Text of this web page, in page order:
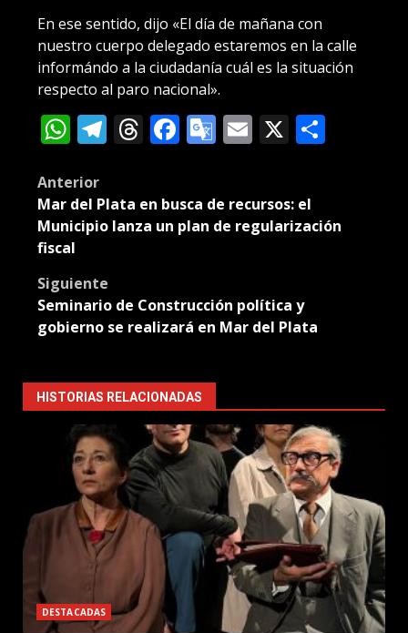
En ese sentido, dijo «El día de mañana con
nuestro cuerpo delegado estaremos en la calle
informándo a la ciudadanía cuál es la situación
respecto al paro nacional».
WhatsApp
Telegram
Threads
Facebook
Google
Email
X
Post
navigation
Anterior
Mar del Plata en busca de recursos: el
Municipio lanza un plan de regularización
fiscal
Siguiente
Seminario de Construcción política y
gobierno se realizará en Mar del Plata
HISTORIAS RELACIONADAS
DESTACADAS